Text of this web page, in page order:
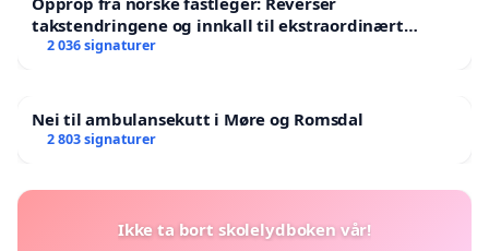
takstendringene og innkall til ekstraordinært
landsråd
2 036 signaturer
Nei til ambulansekutt i Møre og Romsdal
2 803 signaturer
Ikke ta bort skolelydboken vår!